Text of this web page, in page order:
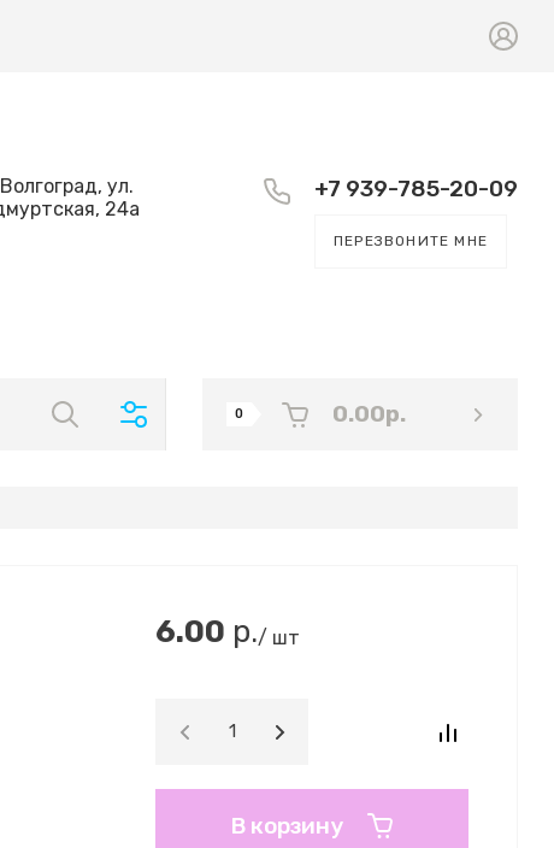
ул.
24а
+7 939-785-20-09
ПЕРЕЗВОНИТЕ МНЕ
0 0.00р.
6.00 р./ шт
В корзину